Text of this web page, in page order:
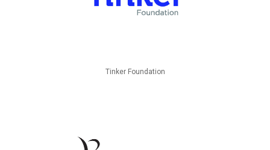
Tinker Foundation